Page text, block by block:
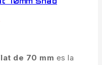
de 70 mm es la